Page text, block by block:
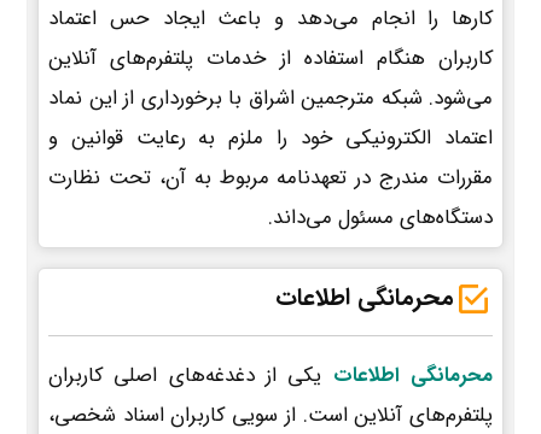
کارها را انجام می‌دهد و باعث ایجاد حس اعتماد
کاربران هنگام استفاده از خدمات پلتفرم‌های آنلاین
می‌شود. شبکه مترجمین اشراق با برخورداری از این نماد
اعتماد الکترونیکی خود را ملزم به رعایت قوانین و
مقررات مندرج در تعهدنامه مربوط به آن، تحت نظارت
دستگاه‌های مسئول می‌داند.
محرمانگی اطلاعات
محرمانگی اطلاعات یکی از دغدغه‌های اصلی کاربران
پلتفرم‌های آنلاین است. از سویی کاربران اسناد شخصی،